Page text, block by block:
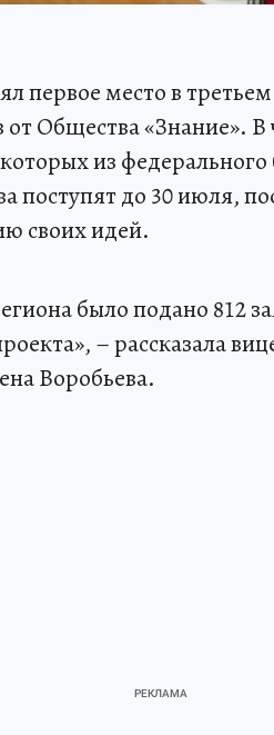
первое место в
Общества «Знание». В
из
поступят до 30 июля,
своих идей.
было подано 812
– рассказала
Воробьева.